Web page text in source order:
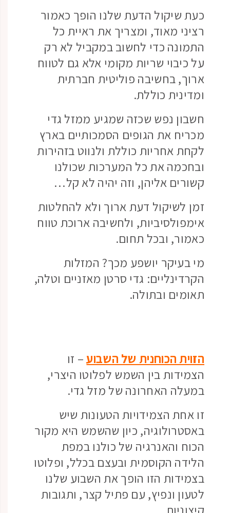
כעת שיקול הדעת שלנו הופך כאמור
רציני מאוד, ומצריך את ראיית כל
התמונה כדי לחשוב במקביל לא רק
על כיבוי שריות מקומי אלא גם לטווח
ארוך, בחשיבה פוליטית חברתית
ומדינית כוללת.
חשבון נפש שכזה שמגיע ממזל גדי
מכריח את הגופים הסמכותיים בארץ
לקחת אחריות כוללת ולנווט בזהירות
ובחכמה את כל המערכות שכולנו
קשורים אליהן, וזה יהיה לא קל…
זמן לשיקול דעת ארוך ולא להחלטות
אימפולסיביות, ולחשיבה ארוכת טווח
כאמור, ובכל תחום.
מי בעיקר יושפע מכך? המזלות
הקרדינליים: גדי סרטן מאזניים וטלה,
תאומים ובתולה.
הזוית הכוחנית של השבוע– זו
הצמידות בין השמש לפלוטו היצרי,
במעלה האחרונה של מזל גדי.
זו אחת הצמידויות הטעונות שיש
באסטרולוגיה, כיון שהשמש היא מקור
הכוח והאנרגיה של כולנו במפת
הלידה הקוסמית ובעצם בכלל, ופלוטו
בצמידות הזו הופך את השבוע שלנו
לטעון ונפיץ, עם פתיל קצר, ותגובות